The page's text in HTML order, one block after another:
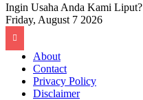
Ingin Usaha Anda Kami Liput?
Friday, August 7 2026
About
Contact
Privacy Policy
Disclaimer